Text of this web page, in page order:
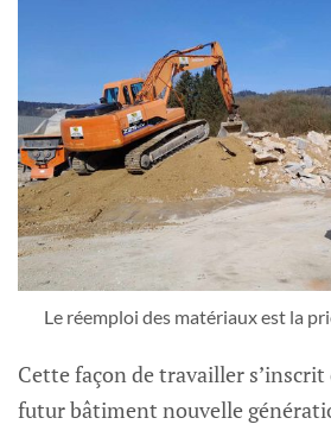
Le réemploi des matériaux est la
Cette façon de travailler s’inscrit
futur bâtiment nouvelle